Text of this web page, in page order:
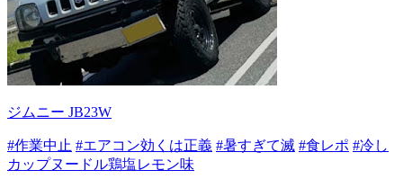
ジムニー JB23W
#作業中止 #エアコン効くは正義 #暑すぎて滅 #食レポ #冷し
カップヌードル鶏塩レモン味